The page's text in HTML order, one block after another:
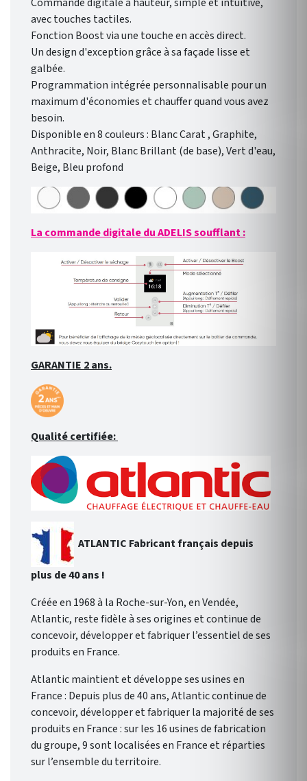
avec touches tactiles.
Fonction Boost via une touche en accès direct.
Un design d'exception grâce à sa façade lisse et
galbée.
Programmation intégrée personnalisable pour un
maximum d'économies et chauffer quand vous avez
besoin.
Disponible en 8 couleurs : Blanc Carat , Graphite,
Anthracite, Noir, Blanc Brillant (de base), Vert d'eau,
Beige, Bleu profond
La commande digitale du ADELIS soufflant :
GARANTIE 2 ans.
Qualité certifiée:
ATLANTIC Fabricant français depuis
plus de 40 ans !
Créée en 1968 à la Roche-sur-Yon, en Vendée,
Atlantic, reste fidèle à ses origines et continue de
concevoir, développer et fabriquer l’essentiel de ses
produits en France.
Atlantic maintient et développe ses usines en
France : Depuis plus de 40 ans, Atlantic continue de
concevoir, développer et fabriquer la majorité de ses
produits en France : sur les 16 usines de fabrication
du groupe, 9 sont localisées en France et réparties
sur l’ensemble du territoire.